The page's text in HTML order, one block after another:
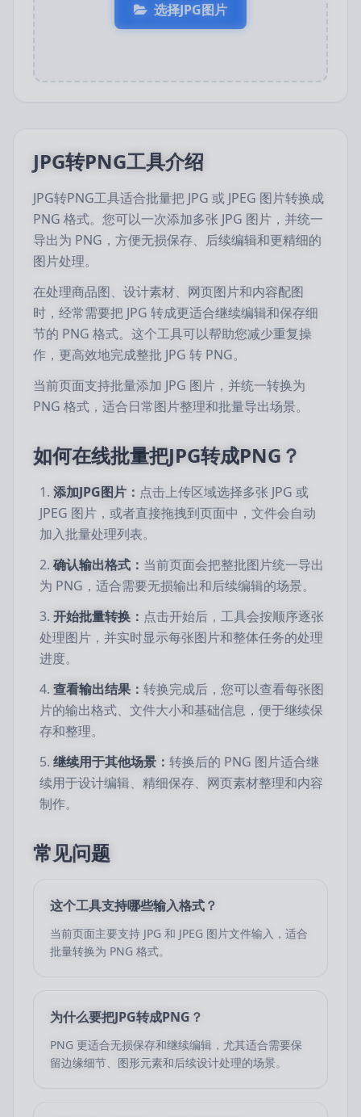
选择JPG图片
JPG转PNG工具介绍
JPG转PNG工具适合批量把 JPG 或 JPEG 图片转换成
PNG 格式。您可以一次添加多张 JPG 图片，并统一
导出为 PNG，方便无损保存、后续编辑和更精细的
图片处理。
在处理商品图、设计素材、网页图片和内容配图
时，经常需要把 JPG 转成更适合继续编辑和保存细
节的 PNG 格式。这个工具可以帮助您减少重复操
作，更高效地完成整批 JPG 转 PNG。
当前页面支持批量添加 JPG 图片，并统一转换为
PNG 格式，适合日常图片整理和批量导出场景。
如何在线批量把JPG转成PNG？
添加JPG图片： 点击上传区域选择多张 JPG 或
JPEG 图片，或者直接拖拽到页面中，文件会自动
加入批量处理列表。
确认输出格式： 当前页面会把整批图片统一导出
为 PNG，适合需要无损输出和后续编辑的场景。
开始批量转换： 点击开始后，工具会按顺序逐张
处理图片，并实时显示每张图片和整体任务的处理
进度。
查看输出结果： 转换完成后，您可以查看每张图
片的输出格式、文件大小和基础信息，便于继续保
存和整理。
继续用于其他场景： 转换后的 PNG 图片适合继
续用于设计编辑、精细保存、网页素材整理和内容
制作。
常见问题
这个工具支持哪些输入格式？
当前页面主要支持 JPG 和 JPEG 图片文件输入，适合
批量转换为 PNG 格式。
为什么要把JPG转成PNG？
PNG 更适合无损保存和继续编辑，尤其适合需要保
留边缘细节、图形元素和后续设计处理的场景。